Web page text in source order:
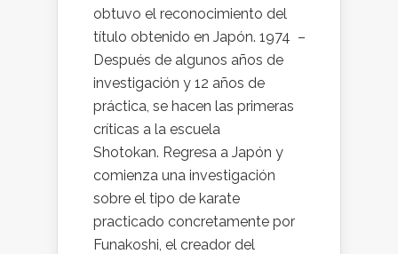
obtuvo el reconocimiento del
título obtenido en Japón. 1974 –
Después de algunos años de
investigación y 12 años de
práctica, se hacen las primeras
críticas a la escuela
Shotokan. Regresa a Japón y
comienza una investigación
sobre el tipo de karate
practicado concretamente por
Funakoshi, el creador del